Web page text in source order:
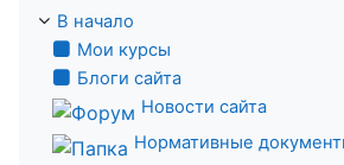
В начало
Мои курсы
Блоги сайта
Новости сайта
Нормативные